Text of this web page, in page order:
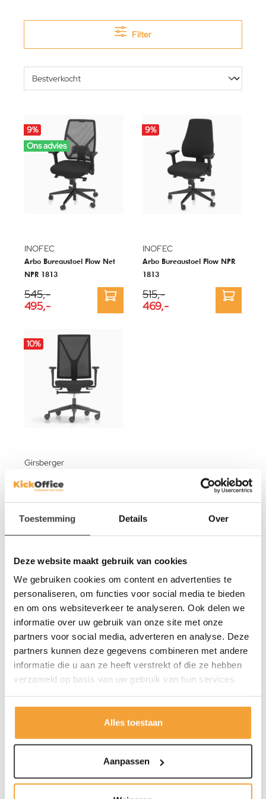
Toestemming Details Over
Deze website maakt gebruik van cookies
We gebruiken cookies om content en advertenties te
personaliseren, om functies voor social media te bieden
en om ons websiteverkeer te analyseren. Ook delen we
informatie over uw gebruik van onze site met onze
partners voor social media, adverteren en analyse. Deze
partners kunnen deze gegevens combineren met andere
informatie die u aan ze heeft verstrekt of die ze hebben
verzameld op basis van uw gebruik van hun services.
Alles toestaan
Aanpassen
Filter
9%
Ons advies
INOFEC
Arbo Bureaustoel Flow Net
NPR 1813
545,-
495,-
9%
INOFEC
Arbo Bureaustoel Flow NPR
1813
515,-
469,-
10%
Girsberger
Saint Laurent
559,-
NPR Bureaustoel
Comfort en Stijl voor een
Productieve Werkplek
Een bureaustoel is een essentieel onderdeel van een
bureaustoel biedt niet alleen de juiste ondersteuning, maar
voegt ook stijl toe aan de omgeving. In dit artikel zullen we
de NPR bureaustoel bespreken, een populaire keuze voor
professionals in Nederland. We zullen de functies,
werkhouding in detail bespreken.
1. Wat is een NPR bureaustoel?